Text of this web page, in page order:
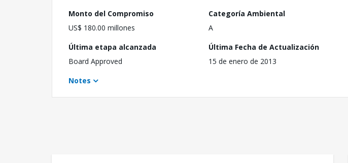
Monto del Compromiso
US$ 180.00 millones
Categoría Ambiental
A
Última etapa alcanzada
Board Approved
Última Fecha de Actualización
15 de enero de 2013
Notes